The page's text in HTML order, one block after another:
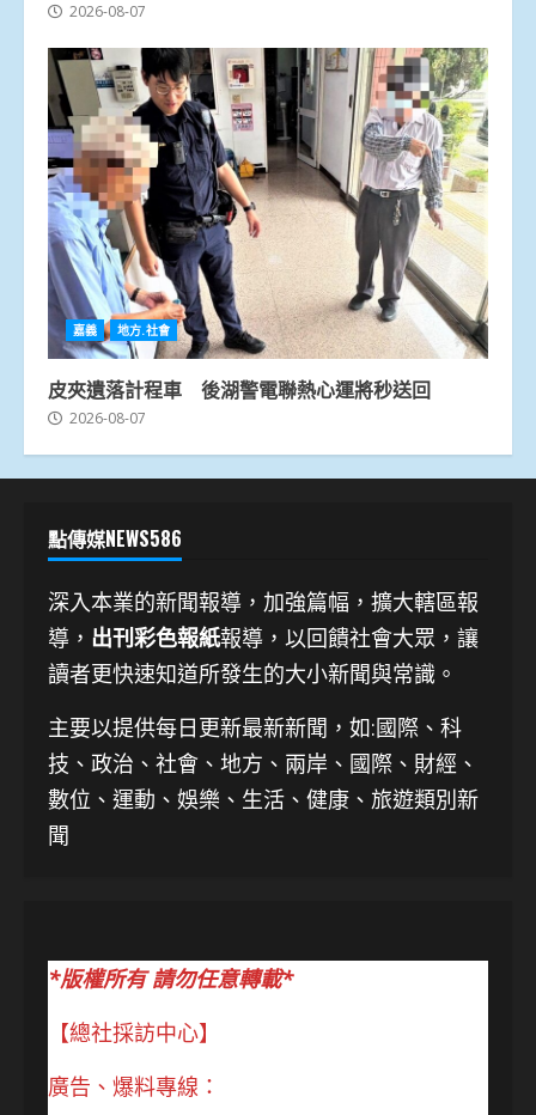
2026-08-07
嘉義 地方.社會
皮夾遺落計程車 後湖警電聯熱心運將秒送回
2026-08-07
點傳媒NEWS586
深入本業的新聞報導，加強篇幅，擴大轄區報
導， 出刊彩色報紙報導，以回饋社會大眾，讓
讀者更快速知道所發生的大小新聞與常識。
主要以提供每日更新最新新聞 ，如:國際、科
技、 政治、社會、地方、兩岸、國際、財經、
數位、運動、娛樂、生活、健康、旅遊類別新
聞
*版權所有 請勿任意轉載*
【總社採訪中心】
廣告、爆料專線：